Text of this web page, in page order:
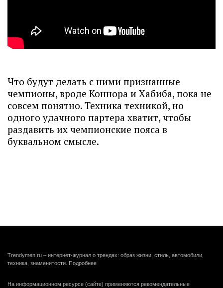
Что будут делать с ними признанные
чемпионы, вроде Коннора и Хабиба, пока не
совсем понятно. Техника техникой, но
одного удачного партера хватит, чтобы
раздавить их чемпионские пояса в
буквальном смысле.
Trendymen.ru – интернет-журнал о трендах: образ жизни, стиль, автомобили,
техника, знаменитости. Подробнее
На информационном ресурсе (сайте) применяются рекомендательные